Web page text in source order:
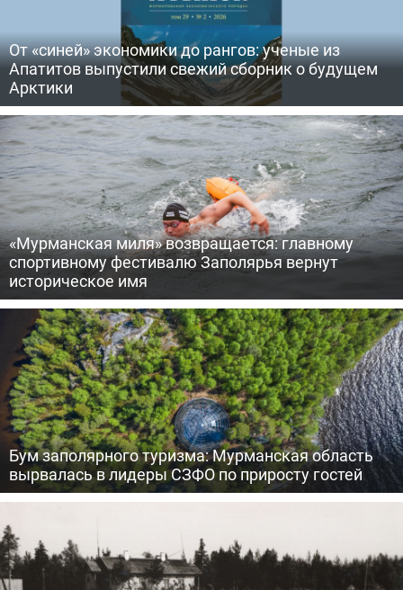
От «синей» экономики до рангов: ученые из
Апатитов выпустили свежий сборник о будущем
Арктики
«Мурманская миля» возвращается: главному
спортивному фестивалю Заполярья вернут
историческое имя
Бум заполярного туризма: Мурманская область
вырвалась в лидеры СЗФО по приросту гостей